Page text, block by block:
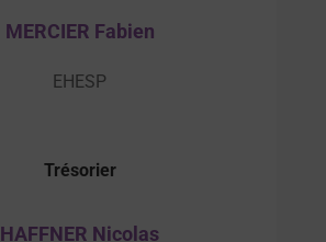
MERCIER Fabien
EHESP
Trésorier
HAFFNER Nicolas